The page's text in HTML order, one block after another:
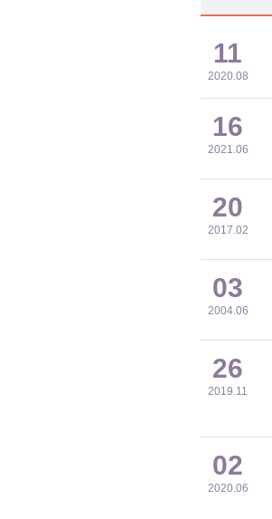
11
2020.08
16
2021.06
20
2017.02
03
2004.06
26
2019.11
02
2020.06